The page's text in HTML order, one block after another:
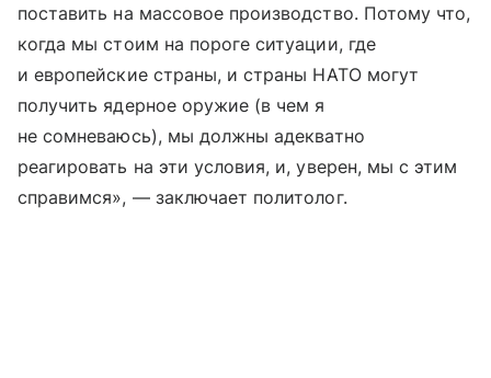
поставить на массовое производство. Потому что,
когда мы стоим на пороге ситуации, где
и европейские страны, и страны НАТО могут
получить ядерное оружие (в чем я
не сомневаюсь), мы должны адекватно
реагировать на эти условия, и, уверен, мы с этим
справимся», — заключает политолог.